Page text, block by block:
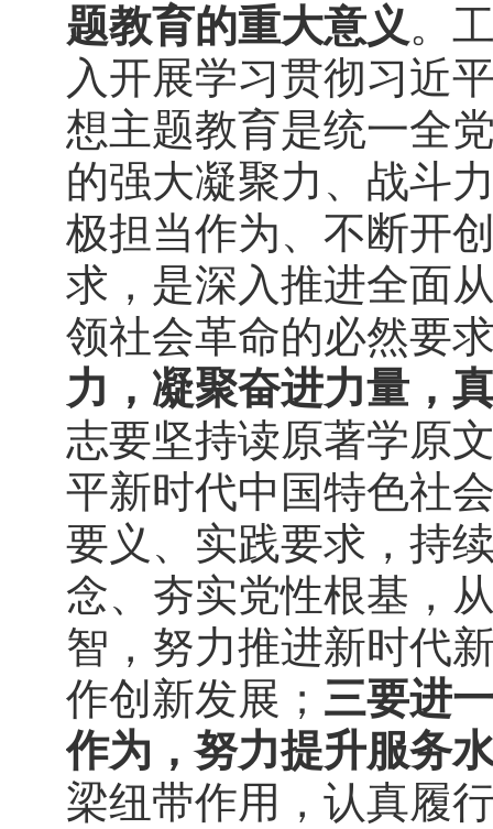
题教育的重大意义 。
入开展学习贯彻习近
想主题教育是统一全
的强大凝聚力、战斗
极担当作为、不断开
求，是深入推进全面
领社会革命的必然要
力，凝聚奋进力量，
志要坚持读原著学原
平新时代中国特色社
要义、实践要求，持
念、夯实党性根基，
智，努力推进新时代
作创新发展； 三要进
作为，努力提升服务
梁纽带作用，认真履